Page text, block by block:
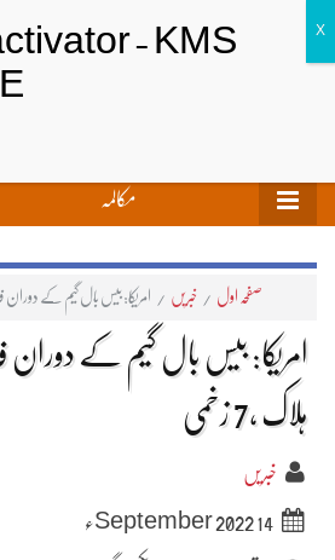
مکالمہ
صفحہ اول / خبریں / امریکا: بیس بال گیم کے دوران فائرنگ1شخص
ہلاک ،7 زخمی
خبریں
14 September 2022ء